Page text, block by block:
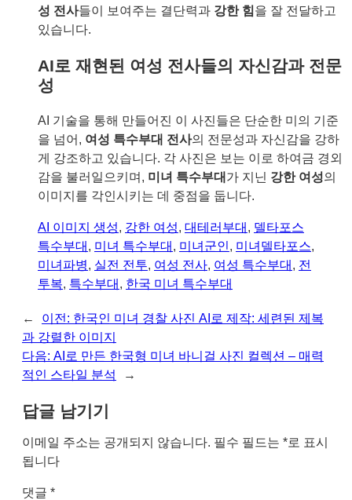
성 전사들이 보여주는 결단력과 강한 힘 을 잘 전달하고
있습니다.
AI로 재현된 여성 전사들의 자신감과 전문
성
AI 기술을 통해 만들어진 이 사진들은 단순한 미의 기준
을 넘어, 여성 특수부대 전사의 전문성과 자신감을 강하
게 강조하고 있습니다. 각 사진은 보는 이로 하여금 경외
감을 불러일으키며, 미녀 특수부대 가 지닌 강한 여성의
이미지를 각인시키는 데 중점을 둡니다.
AI 이미지 생성, 강한 여성, 대테러부대 , 델타포스
특수부대 , 미녀 특수부대 , 미녀군인, 미녀델타포스
미녀파병, 실전 전투, 여성 전사, 여성 특수부대 , 전
투복, 특수부대 , 한국 미녀 특수부대
← 이전: 한국인 미녀 경찰 사진 AI로 제작: 세련된 제복
과 강렬한 이미지
다음: AI로 만든 한국형 미녀 바니걸 사진 컬렉션 – 매력
적인 스타일 분석
→
답글 남기기
이메일 주소는 공개되지 않습니다. 필수 필드는 *로 표시
됩니다
댓글 *